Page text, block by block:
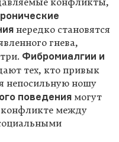
нередко становятся
гнева,
Фибромиалгии и
тех, кто привык
непосильную ношу
поведения могут
конфликте между